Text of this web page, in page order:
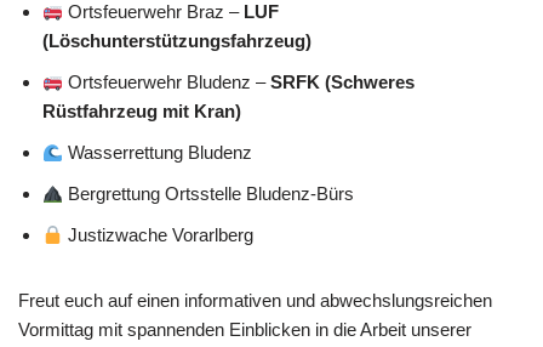
Ortsfeuerwehr Braz – LUF
(Löschunterstützungsfahrzeug)
Ortsfeuerwehr Bludenz –SRFK (Schweres
Rüstfahrzeug mit Kran)
Wasserrettung Bludenz
Bergrettung Ortsstelle Bludenz-Bürs
Justizwache Vorarlberg
Freut euch auf einen informativen und abwechslungsreichen
Vormittag mit spannenden Einblicken in die Arbeit unserer